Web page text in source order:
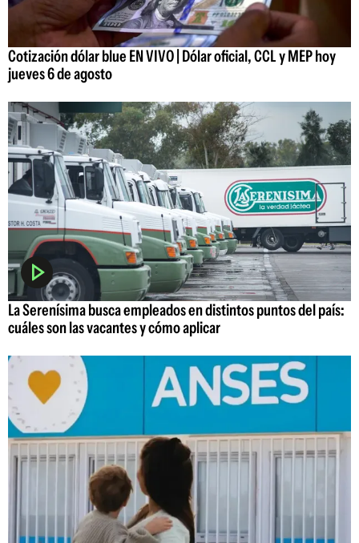
Cotización dólar blue EN VIVO | Dólar oficial, CCL y MEP hoy
jueves 6 de agosto
La Serenísima busca empleados en distintos puntos del país:
cuáles son las vacantes y cómo aplicar